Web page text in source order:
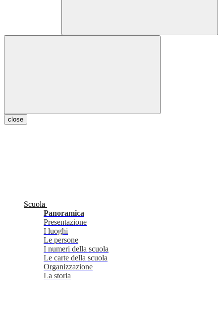
close
Scuola
Panoramica
Presentazione
I luoghi
Le persone
I numeri della scuola
Le carte della scuola
Organizzazione
La storia